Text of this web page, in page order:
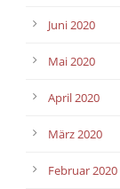
Juni 2020
Mai 2020
April 2020
März 2020
Februar 2020